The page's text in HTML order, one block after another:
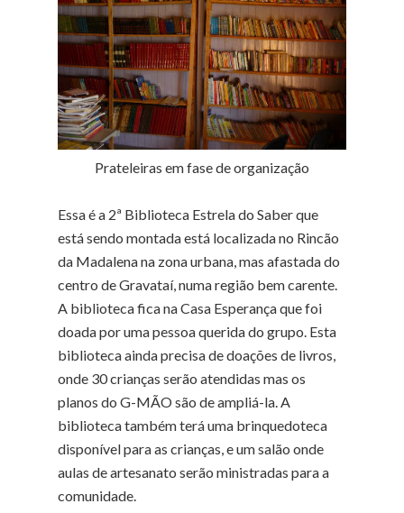
Prateleiras em fase de organização
Essa é a 2ª Biblioteca Estrela do Saber que
está sendo montada está localizada no Rincão
da Madalena na zona urbana, mas afastada do
centro de Gravataí, numa região bem carente.
A biblioteca fica na Casa Esperança que foi
doada por uma pessoa querida do grupo. Esta
biblioteca ainda precisa de doações de livros,
onde 30 crianças serão atendidas mas os
planos do G-MÃO são de ampliá-la. A
biblioteca também terá uma brinquedoteca
disponível para as crianças, e um salão onde
aulas de artesanato serão ministradas para a
comunidade.